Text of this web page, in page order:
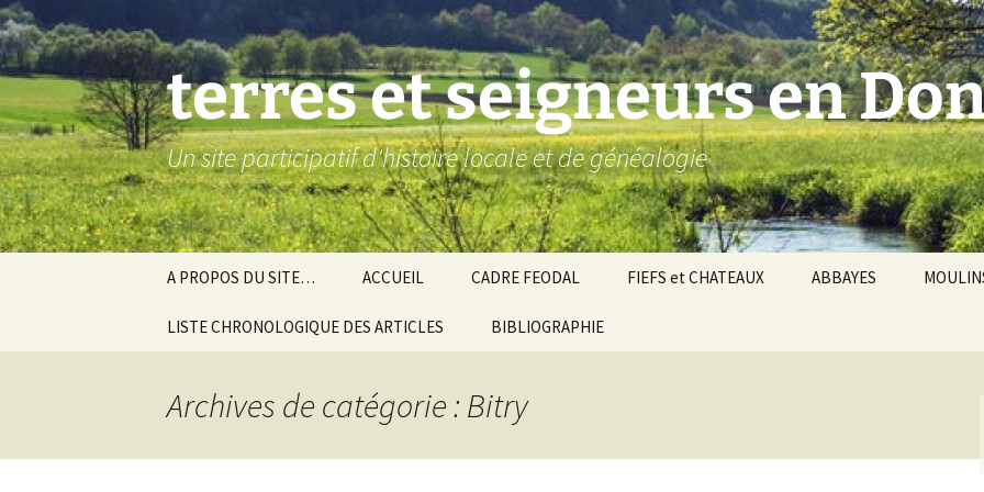
Aller
au
contenu
terres et seigneurs en
Un site participatif d'histoire locale et de généalogie
A PROPOS DU SITE… ACCUEIL CADRE FEODAL
Baronnie de Donzy
Comté-duché de Nevers
FIEFS et CHATEAUX ABBAYES
LISTE CHRONOLOGIQUE DES ARTICLES BIBLIOGRAPHIE
Archives de catégorie : Bitry